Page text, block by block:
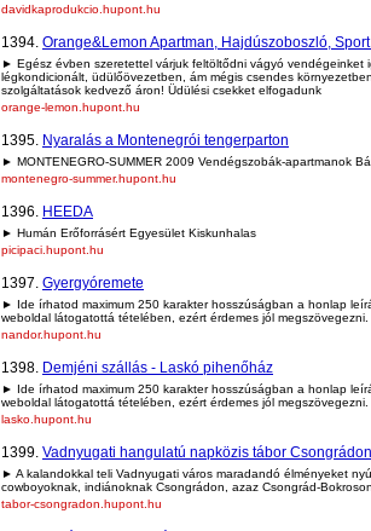
davidkaprodukcio.hupont.hu
1394. Orange&Lemon Apartman, Hajdúszoboszló,
► Egész évben szeretettel várjuk feltöltődni vágyó vendégeinket
légkondicionált, üdülőövezetben, ám mégis csendes
szolgáltatások kedvező áron! Üdülési csekket elfogadunk
orange-lemon.hupont.hu
1395. Nyaralás a Montenegrói tengerparton
► MONTENEGRO-SUMMER 2009 Vendégszobák-apartmanok
montenegro-summer.hupont.hu
1396. HEEDA
► Humán Erőforrásért Egyesület Kiskunhalas
picipaci.hupont.hu
1397. Gyergyóremete
► Ide írhatod maximum 250 karakter hosszúságban a honlap
weboldal látogatottá tételében, ezért érdemes jól megszövegezni.
nandor.hupont.hu
1398. Demjéni szállás - Laskó pihenőház
► Ide írhatod maximum 250 karakter hosszúságban a honlap
weboldal látogatottá tételében, ezért érdemes jól megszövegezni.
lasko.hupont.hu
1399. Vadnyugati hangulatú napközis tábor
► A kalandokkal teli Vadnyugati város maradandó élményeket
cowboyoknak, indiánoknak Csongrádon, azaz Csongrád-
tabor-csongradon.hupont.hu